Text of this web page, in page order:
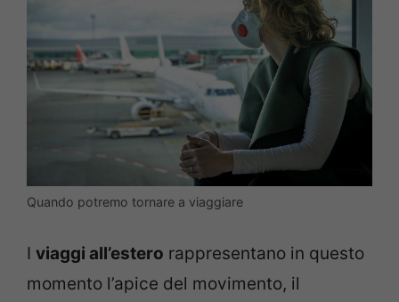
Quando potremo tornare a viaggiare
I viaggi all’estero rappresentano in questo
momento l’apice del movimento, il